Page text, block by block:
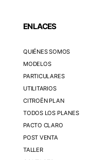
ENLACES
QUIÉNES SOMOS
MODELOS
PARTICULARES
UTILITARIOS
CITROËN PLAN
TODOS LOS PLANES
PACTO CLARO
POST VENTA
TALLER